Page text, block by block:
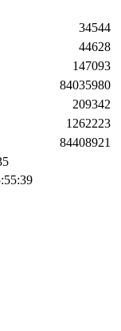
34544
44628
147093
84035980
209342
1262223
84408921